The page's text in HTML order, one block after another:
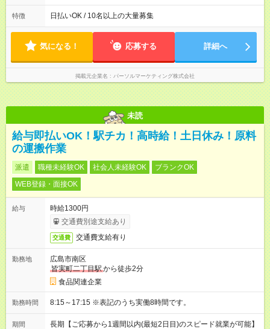
休みやすい！ ・残業は有りません！
特徴 日払いOK / 10名以上の大量募集
気になる！ 応募する 詳細へ
掲載元企業名 パーソルマーケティング株式会社
未読
給与即払いOK！駅チカ！高時給！土日休み！原料
の運搬作業
派遣 職種未経験OK 社会人未経験OK
ブランクOK
WEB登録・面接OK
給与
時給1300円
交通費別途支給あり
交通費 交通費支給有り
勤務地
広島市南区
皆実町二丁目駅から徒歩2分
食品関連企業
勤務時間 8:15～17:15 ※表記のうち実働8時間です。
期間
長期【ご応募から1週間以内(最短2日目)のスピード就業が可能】